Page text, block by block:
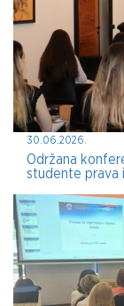
30.06.2026.
Održana
studente prava